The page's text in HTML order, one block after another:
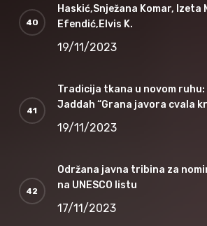
Haskić,Snježana Komar, Izeta
Efendić,Elvis K.
19/11/2023
Tradicija tkana u novom
Jaddah “Grana javora cvala
19/11/2023
Održana javna tribina za
na UNESCO listu
17/11/2023